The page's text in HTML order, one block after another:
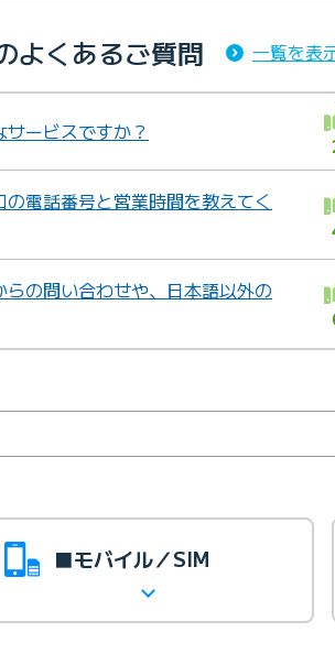
よくあるご質問 一覧を表
ービスですか？
電話番号と営業時間を教えてく
の問い合わせや、日本語以外の
■モバイル／SIM